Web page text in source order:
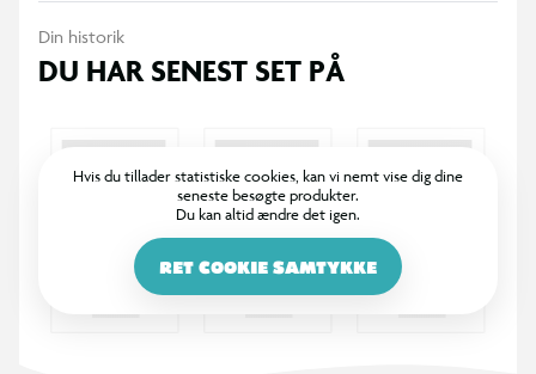
Din historik
DU HAR SENEST SET PÅ
Hvis du tillader statistiske cookies, kan vi nemt vise dig dine
seneste besøgte produkter.
Du kan altid ændre det igen.
RET COOKIE SAMTYKKE